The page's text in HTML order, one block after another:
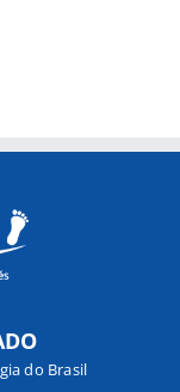
do Brasil